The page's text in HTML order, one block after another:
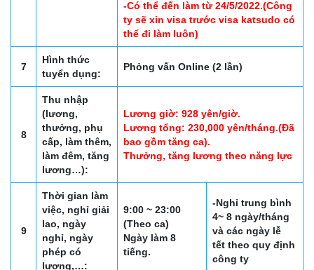
-Có thể đến làm từ 24/5/2022.(Công
ty sẽ xin visa trước visa katsudo có
thể đi làm luôn)
7
Hình thức
tuyển dụng:
Phỏng vấn Online (2 lần)
8
Thu nhập
(lương,
thưởng, phụ
cấp, làm thêm,
làm đêm, tăng
lương…):
Lương giờ: 928 yên/giờ.
Lương tổng: 230,000 yên/tháng.(Đã
bao gồm tăng ca).
Thưởng, tăng lương theo năng lực
9
Thời gian làm
việc, nghỉ giải
lao, ngày
nghỉ, ngày
phép có
lương,…:
9:00 ~ 23:00
(Theo ca)
Ngày làm 8
tiếng.
-Nghỉ trung bình
4~ 8 ngày/tháng
và các ngày lễ
tết theo quy định
công ty